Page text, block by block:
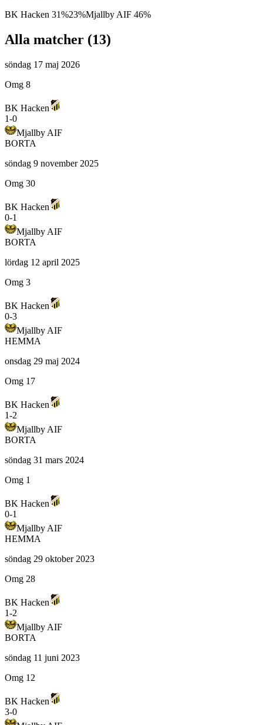
BK Hacken 31%23%Mjallby AIF 46%
Alla matcher (13)
söndag 17 maj 2026
Omg 8
BK Hacken
1-0
Mjallby AIF
BORTA
söndag 9 november 2025
Omg 30
BK Hacken
0-1
Mjallby AIF
BORTA
lördag 12 april 2025
Omg 3
BK Hacken
0-3
Mjallby AIF
HEMMA
onsdag 29 maj 2024
Omg 17
BK Hacken
1-2
Mjallby AIF
BORTA
söndag 31 mars 2024
Omg 1
BK Hacken
0-1
Mjallby AIF
HEMMA
söndag 29 oktober 2023
Omg 28
BK Hacken
1-2
Mjallby AIF
BORTA
söndag 11 juni 2023
Omg 12
BK Hacken
3-0